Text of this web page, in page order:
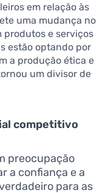
em relação às
uma mudança no
produtos e serviços
estão optando por
a produção ética e
um divisor de
competitivo
preocupação
a confiança e a
para as